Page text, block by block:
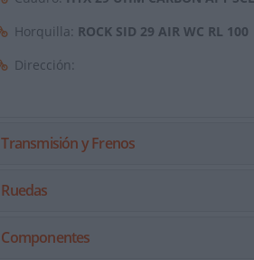
Horquilla: ROCK SID 29 AIR WC RL 100
Dirección:
Transmisión y Frenos
Ruedas
Componentes